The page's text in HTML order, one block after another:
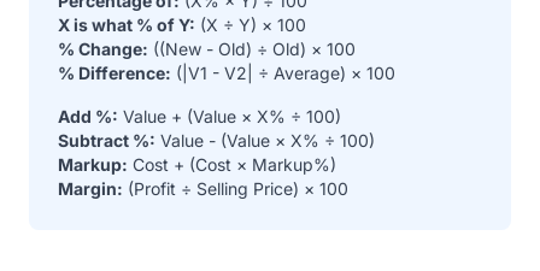
X is what % of Y: (X ÷ Y) × 100
% Change: ((New - Old) ÷ Old) × 100
% Difference: (|V1 - V2| ÷ Average) × 100
Add %: Value + (Value × X% ÷ 100)
Subtract %: Value - (Value × X% ÷ 100)
Markup: Cost + (Cost × Markup%)
Margin: (Profit ÷ Selling Price) × 100